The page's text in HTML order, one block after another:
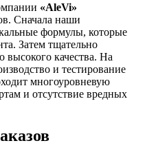
«AleVi»
Сначала наши
формулы, которые
Затем тщательно
высокого качества. На
и тестирование
многоуровневую
и отсутствие вредных